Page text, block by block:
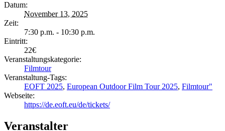
Datum:
November 13, 2025
Zeit:
7:30 p.m. - 10:30 p.m.
Eintritt:
22€
Veranstaltungskategorie:
Filmtour
Veranstaltung-Tags:
EOFT 2025, European Outdoor Film Tour 2025, Filmtour"
Webseite:
https://de.eoft.eu/de/tickets/
Veranstalter